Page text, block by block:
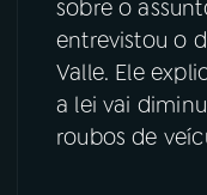
08FESTIVAL DE
ACOMPANHE A RÁDIO
sobre o
entrevistou o
Valle. Ele
a lei vai
roubos de